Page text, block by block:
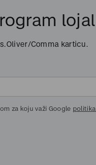
Comma karticu.
za koju važi Google